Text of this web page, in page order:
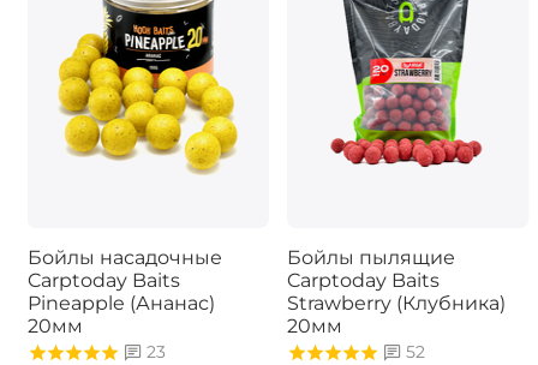
Бойлы насадочные
Carptoday Baits
Pineapple (Ананас)
20мм
23
Бойлы пылящие
Carptoday Baits
Strawberry (Клубника)
20мм
52